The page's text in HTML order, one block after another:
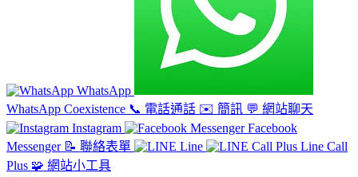
WhatsApp
WhatsApp Coexistence 📞 電話通話 ✉️ 簡訊 💬 網站聊天
Instagram
Facebook
Messenger 📝 聯絡表單 Line
Line Call
Plus 🧩 網站小工具